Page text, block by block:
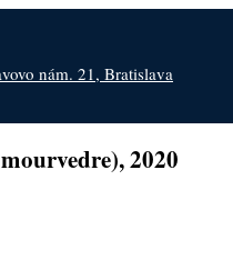
nám. 21, Bratislava
2020